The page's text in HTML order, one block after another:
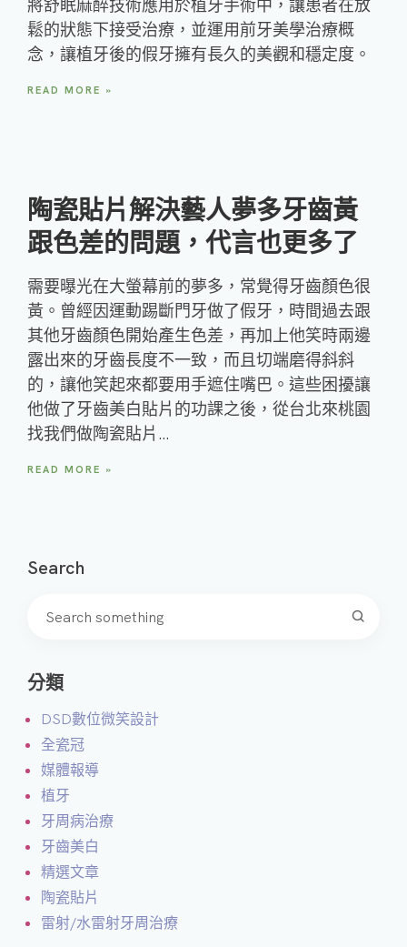
將舒眠麻醉技術應用於植牙手術中，讓患者在放
鬆的狀態下接受治療，並運用前牙美學治療概
念，讓植牙後的假牙擁有長久的美觀和穩定度。
READ MORE »
陶瓷貼片解決藝人夢多牙齒黃
跟色差的問題，代言也更多了
需要曝光在大螢幕前的夢多，常覺得牙齒顏色很
黃。曾經因運動踢斷門牙做了假牙，時間過去跟
其他牙齒顏色開始產生色差，再加上他笑時兩邊
露出來的牙齒長度不一致，而且切端磨得斜斜
的，讓他笑起來都要用手遮住嘴巴。這些困擾讓
他做了牙齒美白貼片的功課之後，從台北來桃園
找我們做陶瓷貼片…
READ MORE »
Search
分類
DSD數位微笑設計
全瓷冠
媒體報導
植牙
牙周病治療
牙齒美白
精選文章
陶瓷貼片
雷射/水雷射牙周治療